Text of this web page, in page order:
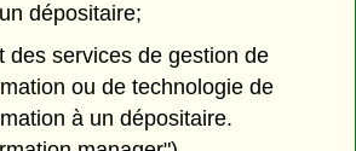
dépositaire;
des services de gestion de
ou de technologie de
à un dépositaire.